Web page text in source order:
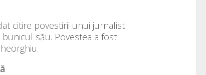
citire povestirii unui jurnalist
său. Povestea a fost